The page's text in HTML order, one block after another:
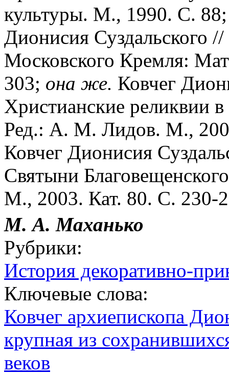
культуры. М., 1990. С.
Дионисия Суздальского
Московского Кремля:
303; она же. Ковчег
Христианские реликвии
Ред.: А. М. Лидов. М.,
Ковчег Дионисия
Святыни
М., 2003. Кат. 80. С. 230-
М. А. Маханько
Рубрики:
История декоративно-
Ключевые слова:
Ковчег архиепископа
крупная из
веков